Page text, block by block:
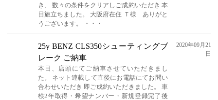
き、 数々の条件をクリアしご成約いただき 本
日旅立ちました。 大阪府在住 Ｔ様 ありがと
うございます。 ・・・
25y BENZ CLS350シューティングブ
レーク ご納車
本日、店頭にてご納車させていただきまし
た。 ネット連載して直後にお電話にてお問い
合わせいただき 即ご成約いただきました。 車
検2年取得・希望ナンバー・新規登録完了後
2020年09月21
日